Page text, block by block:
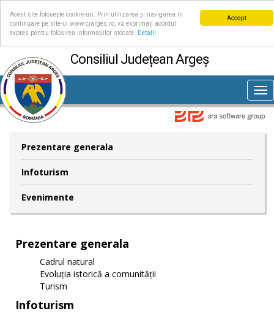
Accept
Acest site folosește cookie-uri. Prin utilizarea și navigarea în
continuare pe site-ul www.cjarges.ro, vă exprimați acordul
expres pentru folosirea informațiilor stocate.
Detalii
Consiliul Județean Argeș
Prezentare generala
Infoturism
Evenimente
Prezentare generala
Cadrul natural
Evoluția istorică a comunității
Turism
Infoturism